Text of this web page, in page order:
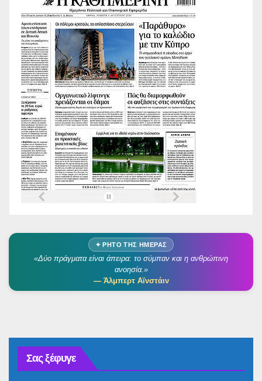
✦ ΡΗΤΌ ΤΗΣ ΗΜΈΡΑΣ
«Δύο πράγματα είναι άπειρα: το σύμπαν και η ανθρώπινη
ανοησία.»
— Άλμπερτ Αϊνστάιν
Σας ξέφυγε